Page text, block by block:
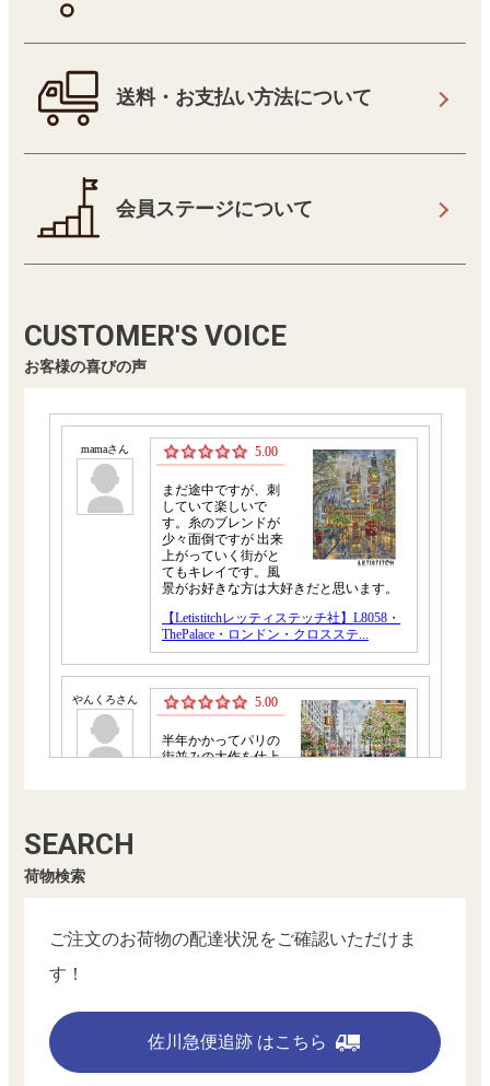
送料・お支払い方法について
会員ステージについて
CUSTOMER'S VOICE
お客様の喜びの声
SEARCH
荷物検索
ご注文のお荷物の配達状況をご確認いただけま
す！
佐川急便追跡 はこちら